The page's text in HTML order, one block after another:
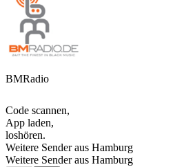
BMRadio
Code scannen,
App laden,
loshören.
Weitere Sender aus Hamburg
Weitere Sender aus Hamburg